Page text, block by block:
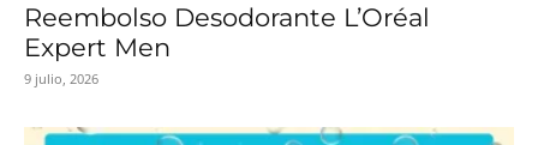
Reembolso Desodorante L’Oréal
Expert Men
9 julio, 2026